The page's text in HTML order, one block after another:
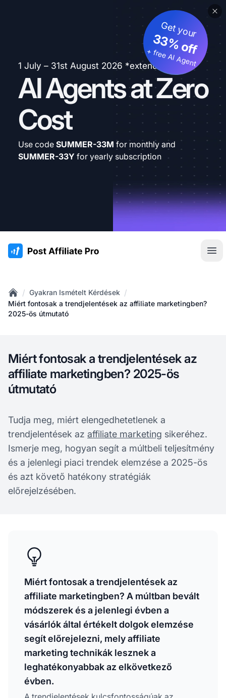
1 July – 31st August 2026 *extended
AI Agents at Zero
Cost
Get your
33% off
+ free AI Agent
Use code SUMMER-33M for monthly and
SUMMER-33Y for yearly subscription
:site.title
Home
/ Gyakran Ismételt Kérdések /
Miért fontosak a trendjelentések az affiliate marketingben?
2025-ös útmutató
Miért fontosak a trendjelentések az
affiliate marketingben? 2025-ös
útmutató
Tudja meg, miért elengedhetetlenek a
trendjelentések az affiliate marketing sikeréhez.
Ismerje meg, hogyan segít a múltbeli teljesítmény
és a jelenlegi piaci trendek elemzése a 2025-ös
és azt követő hatékony stratégiák
előrejelzésében.
Miért fontosak a trendjelentések az
affiliate marketingben? A múltban bevált
módszerek és a jelenlegi évben a
vásárlók által értékelt dolgok elemzése
segít előrejelezni, mely affiliate
marketing technikák lesznek a
leghatékonyabbak az elkövetkező
évben.